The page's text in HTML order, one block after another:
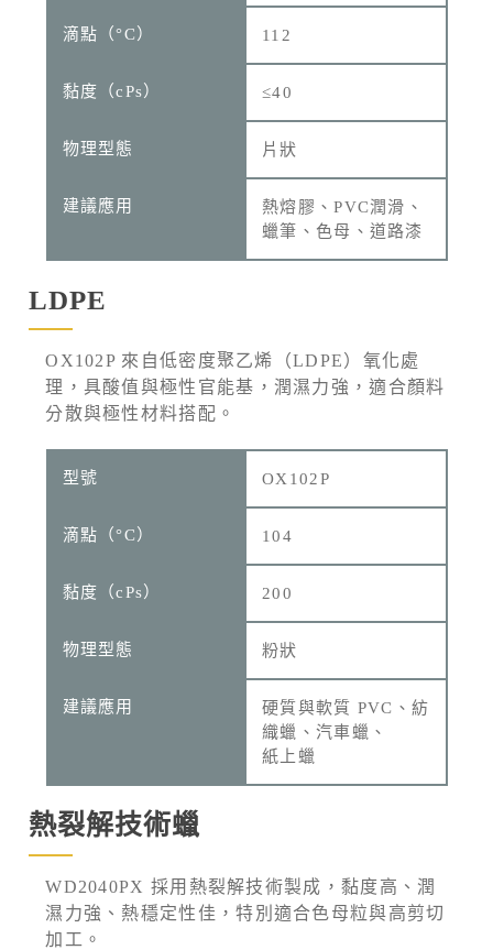
112
≤40
片狀
熱熔膠、PVC潤滑、
蠟筆、色母、道路漆
LDPE
OX102P 來自低密度聚乙烯（LDPE）氧化處
理，具酸值與極性官能基，潤濕力強，適合顏料
分散與極性材料搭配。
OX102P
104
200
粉狀
硬質與軟質 PVC、紡
織蠟、汽車蠟、
紙上蠟
熱裂解技術蠟
WD2040PX 採用熱裂解技術製成，黏度高、潤
濕力強、熱穩定性佳，特別適合色母粒與高剪切
加工。